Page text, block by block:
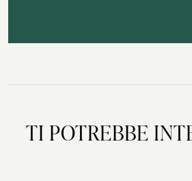
TI POTREBBE